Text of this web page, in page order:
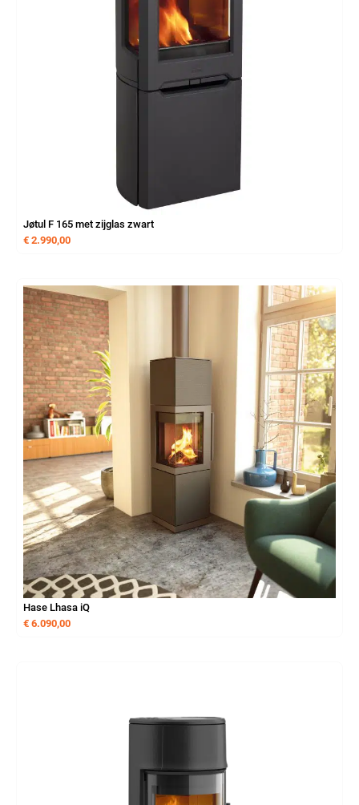
Jøtul F 165 met zijglas zwart
€ 2.990,00
Hase Lhasa iQ
€ 6.090,00